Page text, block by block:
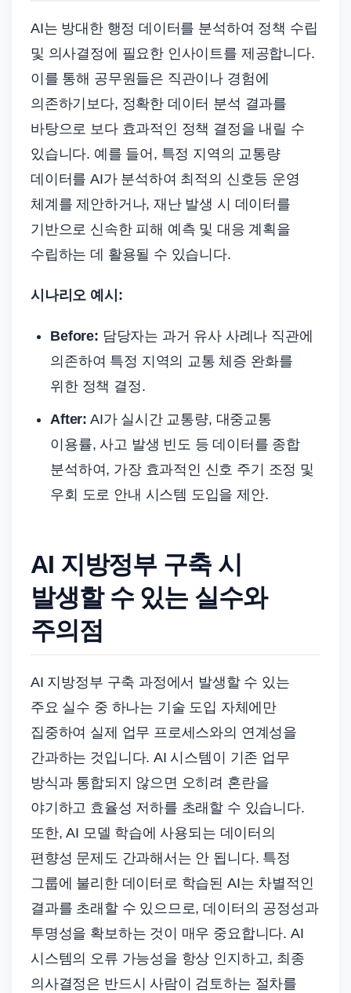
AI는 방대한 행정 데이터를 분석하여 정책 수립
및 의사결정에 필요한 인사이트를 제공합니다.
이를 통해 공무원들은 직관이나 경험에
의존하기보다, 정확한 데이터 분석 결과를
바탕으로 보다 효과적인 정책 결정을 내릴 수
있습니다. 예를 들어, 특정 지역의 교통량
데이터를 AI가 분석하여 최적의 신호등 운영
체계를 제안하거나, 재난 발생 시 데이터를
기반으로 신속한 피해 예측 및 대응 계획을
수립하는 데 활용될 수 있습니다.
시나리오 예시:
Before: 담당자는 과거 유사 사례나 직관에
의존하여 특정 지역의 교통 체증 완화를
위한 정책 결정.
After: AI가 실시간 교통량, 대중교통
이용률, 사고 발생 빈도 등 데이터를 종합
분석하여, 가장 효과적인 신호 주기 조정 및
우회 도로 안내 시스템 도입을 제안.
AI 지방정부 구축 시
발생할 수 있는 실수와
주의점
AI 지방정부 구축 과정에서 발생할 수 있는
주요 실수 중 하나는 기술 도입 자체에만
집중하여 실제 업무 프로세스와의 연계성을
간과하는 것입니다. AI 시스템이 기존 업무
방식과 통합되지 않으면 오히려 혼란을
야기하고 효율성 저하를 초래할 수 있습니다.
또한, AI 모델 학습에 사용되는 데이터의
편향성 문제도 간과해서는 안 됩니다. 특정
그룹에 불리한 데이터로 학습된 AI는 차별적인
결과를 초래할 수 있으므로, 데이터의 공정성과
투명성을 확보하는 것이 매우 중요합니다. AI
시스템의 오류 가능성을 항상 인지하고, 최종
의사결정은 반드시 사람이 검토하는 절차를